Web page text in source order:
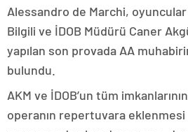
Alessandro de Marchi,
Bilgili ve İDOB Müdürü Caner
yapılan son provada AA
bulundu.
AKM ve İDOB’un tüm
operanın repertuvara eklenmesi